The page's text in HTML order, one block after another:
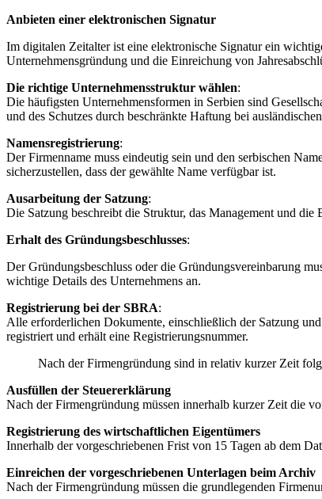
Anbieten einer elektronischen Signatur
Im digitalen Zeitalter ist eine elektronische Signatur ein
Unternehmensgründung und die Einreichung von
Die richtige Unternehmensstruktur wählen:
Die häufigsten Unternehmensformen in Serbien sind
und des Schutzes durch beschränkte Haftung bei
Namensregistrierung:
Der Firmenname muss eindeutig sein und den serbischen
sicherzustellen, dass der gewählte Name verfügbar ist.
Ausarbeitung der Satzung:
Die Satzung beschreibt die Struktur, das Management und die
Erhalt des Gründungsbeschlusses:
Der Gründungsbeschluss oder die Gründungsvereinbarung
wichtige Details des Unternehmens an.
Registrierung bei der SBRA:
Alle erforderlichen Dokumente, einschließlich der Satzung
registriert und erhält eine Registrierungsnummer.
Nach der Firmengründung sind in relativ kurzer Zeit
Ausfüllen der Steuererklärung
Nach der Firmengründung müssen innerhalb kurzer Zeit die
Registrierung des wirtschaftlichen Eigentümers
Innerhalb der vorgeschriebenen Frist von 15 Tagen ab dem
Einreichen der vorgeschriebenen Unterlagen beim Archiv
Nach der Firmengründung müssen die grundlegenden